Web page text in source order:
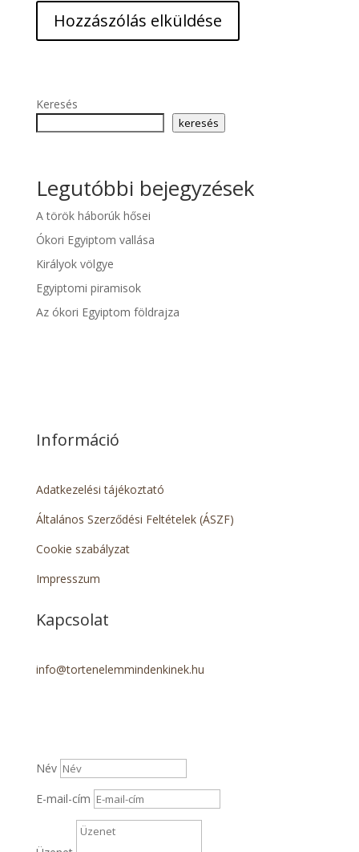
Keresés
keresés
Legutóbbi bejegyzések
A török háborúk hősei
Ókori Egyiptom vallása
Királyok völgye
Egyiptomi piramisok
Az ókori Egyiptom földrajza
Információ
Adatkezelési tájékoztató
Általános Szerződési Feltételek (ÁSZF)
Cookie szabályzat
Impresszum
Kapcsolat
info@tortenelemmindenkinek.hu
Név
E-mail-cím